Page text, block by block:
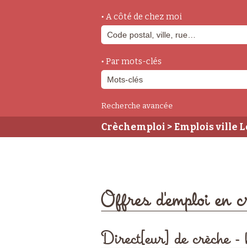
• A côté de chez moi
• Par mots-clés
Recherche avancée
Crèchemploi > Emplois ville
Offres d'emploi en
Direct[eur] de crèche -